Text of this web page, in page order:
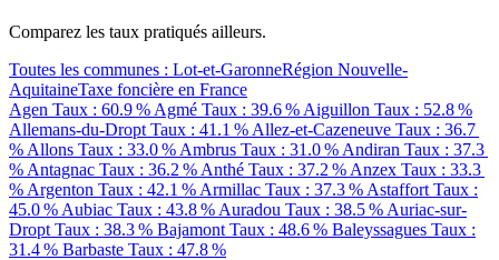
Comparez les taux pratiqués ailleurs.
Toutes les communes : Lot-et-GaronneRégion Nouvelle-
AquitaineTaxe foncière en France
Agen Taux : 60.9 % Agmé Taux : 39.6 % Aiguillon Taux : 52.8 %
Allemans-du-Dropt Taux : 41.1 % Allez-et-Cazeneuve Taux : 36.7
% Allons Taux : 33.0 % Ambrus Taux : 31.0 % Andiran Taux : 37.3
% Antagnac Taux : 36.2 % Anthé Taux : 37.2 % Anzex Taux : 33.3
% Argenton Taux : 42.1 % Armillac Taux : 37.3 % Astaffort Taux :
45.0 % Aubiac Taux : 43.8 % Auradou Taux : 38.5 % Auriac-sur-
Dropt Taux : 38.3 % Bajamont Taux : 48.6 % Baleyssagues Taux :
31.4 % Barbaste Taux : 47.8 %